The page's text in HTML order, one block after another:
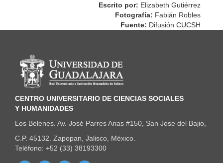
Escrito por: Elizabeth Gutiérrez
Fotografía: Fabián Robles
Fuente: Difusión CUCSH
Información del portal
CENTRO UNIVERSITARIO DE CIENCIAS SOCIALES
Y HUMANIDADES
Los Belenes. Av. José Parres Arias #150, San Jose del Bajio,
C.P. 45132. Zapopan, Jalisco, México.
Teléfono: +52 (33) 38193300